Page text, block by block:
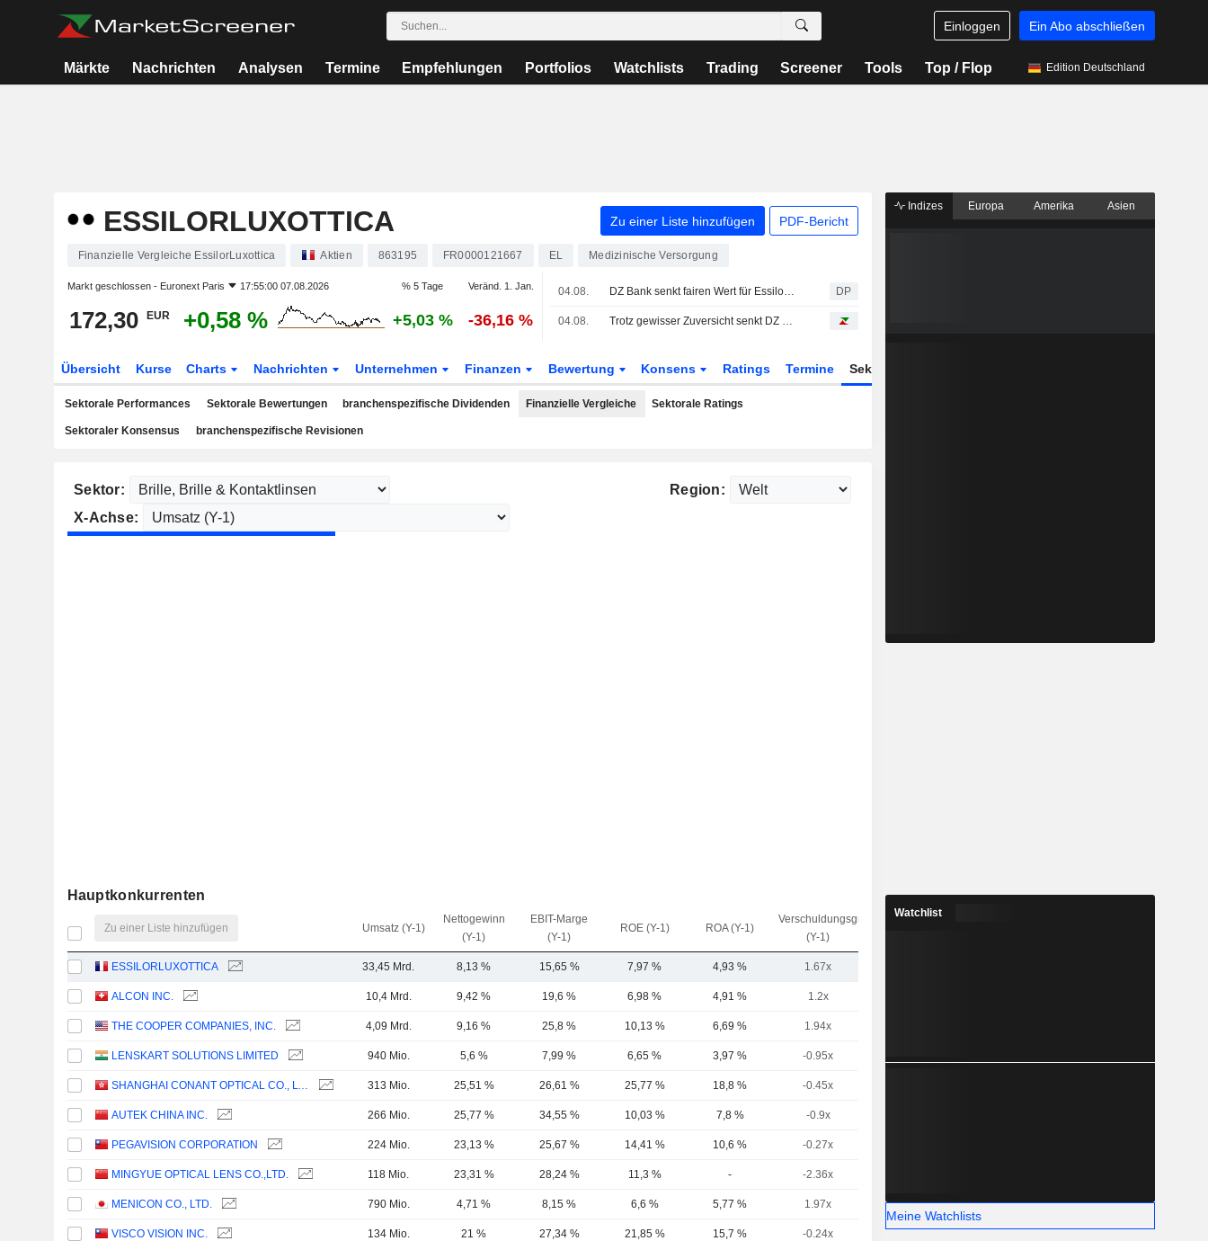
Einloggen Ein Abo abschließen
Märkte Nachrichten Analysen Termine Empfehlungen Portfolios Watchlists Trading Screener Tools Top / Flop Edition Deutschland
ESSILORLUXOTTICA Zu einer Liste hinzufügen PDF-Bericht
Finanzielle Vergleiche EssilorLuxottica Aktien 863195 FR0000121667 EL Medizinische Versorgung
Markt geschlossen - Euronext Paris 17:55:00 07.08.2026 % 5 Tage Veränd. 1. Jan.
172,30 EUR +0,58 % +5,03 % -36,16 %
04.08. DZ Bank senkt fairen Wert für EssilorLuxottica - 'Kaufen' DP
04.08. Trotz gewisser Zuversicht senkt DZ Bank ihr Kursziel für EssilorLuxottica
Übersicht Kurse Charts Nachrichten Unternehmen Finanzen Bewertung Konsens Ratings Termine Sektor
Sektorale Performances Sektorale Bewertungen branchenspezifische Dividenden Finanzielle Vergleiche Sektorale Ratings
Sektoraler Konsensus branchenspezifische Revisionen
Sektor:
Region:
X-Achse:
Hauptkonkurrenten
Zu einer Liste hinzufügen Umsatz (Y-1)
Nettogewinn
(Y-1)
EBIT-Marge
(Y-1)
ROE (Y-1) ROA (Y-1)
Verschuldungsgrad
(Y-1)
ESSILORLUXOTTICA 33,45 Mrd. 8,13 % 15,65 % 7,97 % 4,93 % 1.67x
ALCON INC. 10,4 Mrd. 9,42 % 19,6 % 6,98 % 4,91 % 1.2x
THE COOPER COMPANIES, INC. 4,09 Mrd. 9,16 % 25,8 % 10,13 % 6,69 % 1.94x
LENSKART SOLUTIONS LIMITED 940 Mio. 5,6 % 7,99 % 6,65 % 3,97 % -0.95x
SHANGHAI CONANT OPTICAL CO., LTD. 313 Mio. 25,51 % 26,61 % 25,77 % 18,8 % -0.45x
AUTEK CHINA INC. 266 Mio. 25,77 % 34,55 % 10,03 % 7,8 % -0.9x
PEGAVISION CORPORATION 224 Mio. 23,13 % 25,67 % 14,41 % 10,6 % -0.27x
MINGYUE OPTICAL LENS CO.,LTD. 118 Mio. 23,31 % 28,24 % 11,3 % - -2.36x
MENICON CO., LTD. 790 Mio. 4,71 % 8,15 % 6,6 % 5,77 % 1.97x
VISCO VISION INC. 134 Mio. 21 % 27,34 % 21,85 % 15,7 % -0.24x
Indizes Europa Amerika Asien
Watchlist
Meine Watchlists